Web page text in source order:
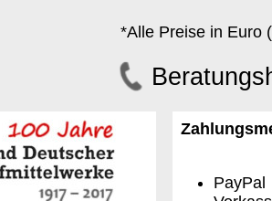
*Alle Preise in Euro
PayPal